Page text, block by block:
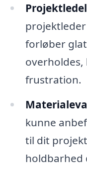
forløber
frustration.
kunne
til dit
holdbarhed